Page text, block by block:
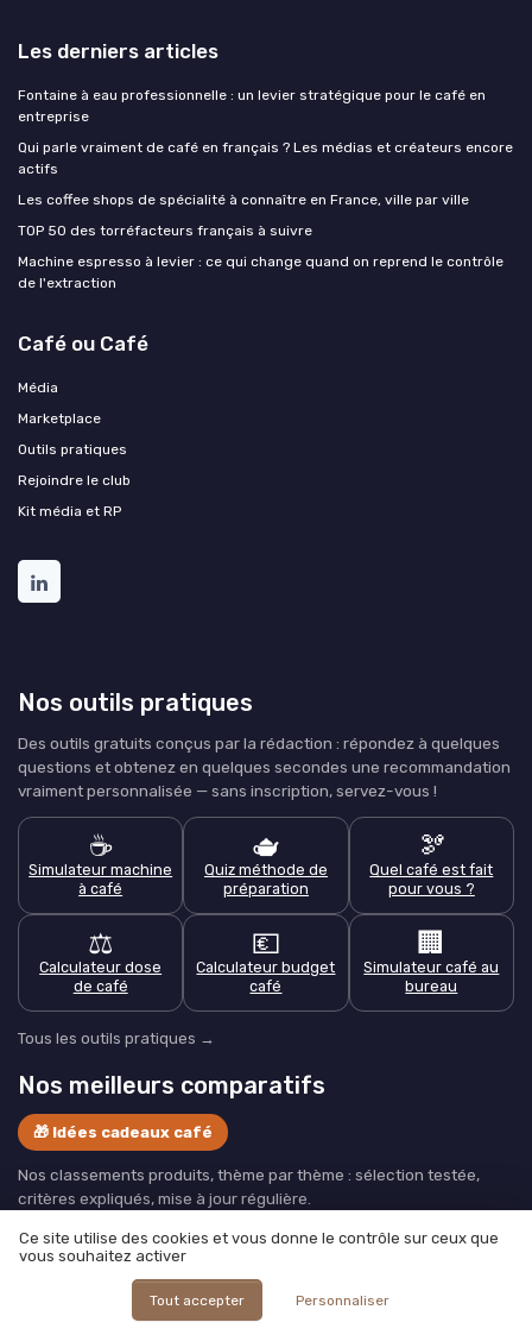
Les derniers articles
Fontaine à eau professionnelle : un levier stratégique pour le café en
entreprise
Qui parle vraiment de café en français ? Les médias et créateurs encore
actifs
Les coffee shops de spécialité à connaître en France, ville par ville
TOP 50 des torréfacteurs français à suivre
Machine espresso à levier : ce qui change quand on reprend le contrôle
de l'extraction
Café ou Café
Média
Marketplace
Outils pratiques
Rejoindre le club
Kit média et RP
Nos outils pratiques
Des outils gratuits conçus par la rédaction : répondez à quelques
questions et obtenez en quelques secondes une recommandation
vraiment personnalisée — sans inscription, servez-vous !
☕
Simulateur machine
à café
🫖
Quiz méthode de
préparation
🫘
Quel café est fait
pour vous ?
⚖️
Calculateur dose
de café
💶
Calculateur budget
café
🏢
Simulateur café au
bureau
Tous les outils pratiques →
Nos meilleurs comparatifs
🎁 Idées cadeaux café
Nos classements produits, thème par thème : sélection testée,
critères expliqués, mise à jour régulière.
Café
Comparatif : Capsules et
Notre TOP Café en grains
Machines à café
Notre sélection : Cafetière filtre
Ce site utilise des cookies et vous donne le contrôle sur ceux que
vous souhaitez activer
Tout accepter Personnaliser